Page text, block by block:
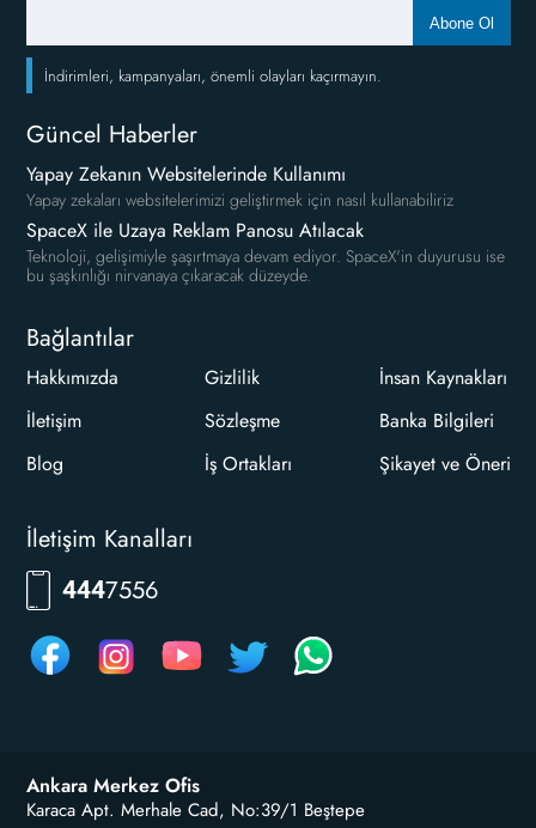
Abone Ol
İndirimleri, kampanyaları, önemli olayları kaçırmayın.
Güncel Haberler
Yapay Zekanın Websitelerinde Kullanımı
Yapay zekaları websitelerimizi geliştirmek için nasıl kullanabiliriz
SpaceX ile Uzaya Reklam Panosu Atılacak
Teknoloji, gelişimiyle şaşırtmaya devam ediyor. SpaceX'in duyurusu ise
bu şaşkınlığı nirvanaya çıkaracak düzeyde.
Bağlantılar
Hakkımızda
İletişim
Blog
Gizlilik
Sözleşme
İş Ortakları
İnsan Kaynakları
Banka Bilgileri
Şikayet ve Öneri
İletişim Kanalları
444RKLM
Ankara Merkez Ofis
Karaca Apt. Merhale Cad, No:39/1 Beştepe